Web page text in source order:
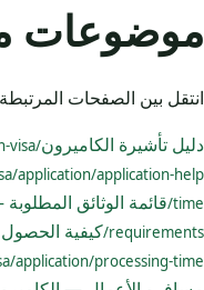
موضوعات
انتقل بين الصفحات
دليل تأشيرة الكاميرون/ar/cameroon-visa/
application/application-help/
time/ قائمة الوثائق
requirements/ كيفية الحصول
application/processing-time/